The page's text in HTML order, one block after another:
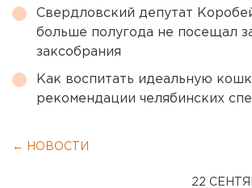
Свердловский депутат
больше полугода не посещал
заксобрания
Как воспитать идеальную
рекомендации челябинских
← НОВОСТИ
22